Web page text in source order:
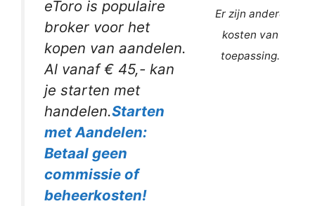
eToro is populaire
broker voor het
kopen van aandelen.
Al vanaf € 45,- kan
je starten met
handelen.Starten
met Aandelen:
Betaal geen
commissie of
beheerkosten!
Er zijn andere
kosten van
toepassing.